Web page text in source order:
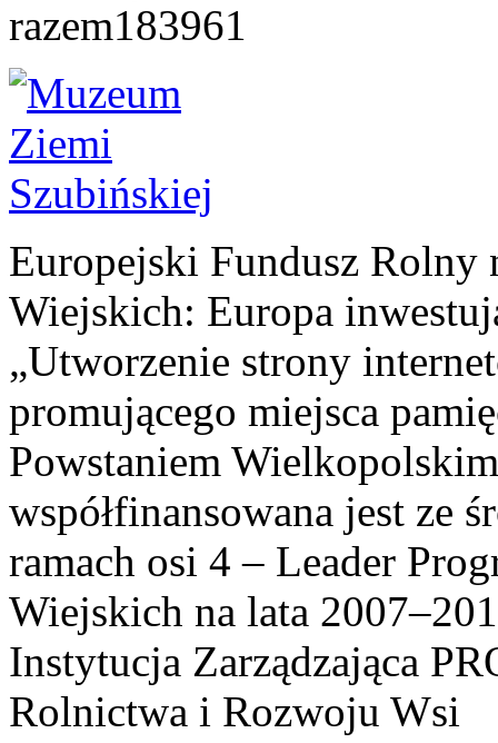
razem183961
Europejski Fundusz Rolny
Wiejskich: Europa
„Utworzenie strony
promującego miejsca
Powstaniem
współfinansowana jest ze
ramach osi 4 – Leader
Wiejskich na lata
Instytucja Zarządzająca
Rolnictwa i Rozwoju Wsi